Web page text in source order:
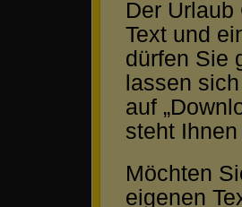
Der
Text und
dürfen Sie
lassen
auf
steht
Möchten
eigenen